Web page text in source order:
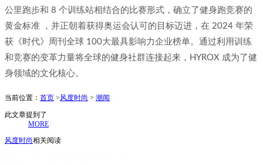
公里跑步和 8 个训练站相结合的比赛形式，确立了健身跑竞赛的
黄金标准 ，并正朝着获得奥运会认可的目标迈进，在 2024 年荣
获《时代》周刊全球 100大最具影响力企业榜单。通过利用训练
和竞赛的变革力量将全球的健身社群连接起来，HYROX 成为了健
身领域的文化核心。
当前位置： 首页 >风度时尚 > 潮闻
此文章提到了
MORE
风度时尚相关阅读